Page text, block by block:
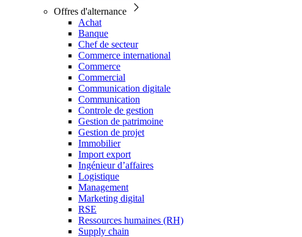
Offres d'alternance
Achat
Banque
Chef de secteur
Commerce international
Commerce
Commercial
Communication digitale
Communication
Controle de gestion
Gestion de patrimoine
Gestion de projet
Immobilier
Import export
Ingénieur d’affaires
Logistique
Management
Marketing digital
RSE
Ressources humaines (RH)
Supply chain